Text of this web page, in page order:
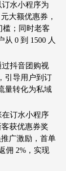
水小程序为
大额优惠券，
槛；同时老客
0 到 1500 人
抖音团购视
引导用户到订
量转化为私域
订水小程序
获优惠券奖
广激励，首单
佣 2%，实现